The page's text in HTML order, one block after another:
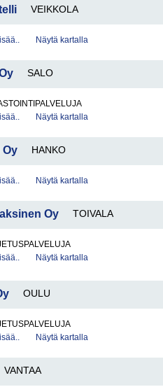
VEIKKOLA
Näytä kartalla
SALO
Näytä kartalla
Oy HANKO
Näytä kartalla
Oy TOIVALA
Näytä kartalla
OULU
Näytä kartalla
VANTAA